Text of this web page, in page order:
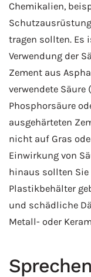
Chemikalien,
tragen sollten. Es
Verwendung der
Zement aus
verwendete Säure
Phosphorsäure
ausgehärteten
nicht auf Gras
Einwirkung von
hinaus sollten Sie
Plastikbehälter
und schädliche
Metall- oder